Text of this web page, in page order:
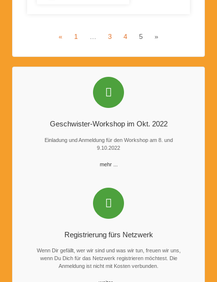
« 1 … 3 4 5 »
Geschwister-Workshop im Okt. 2022
Einladung und Anmeldung für den Workshop am 8. und
9.10.2022
mehr ...
Registrierung fürs Netzwerk
Wenn Dir gefällt, wer wir sind und was wir tun, freuen wir uns,
wenn Du Dich für das Netzwerk registrieren möchtest. Die
Anmeldung ist nicht mit Kosten verbunden.